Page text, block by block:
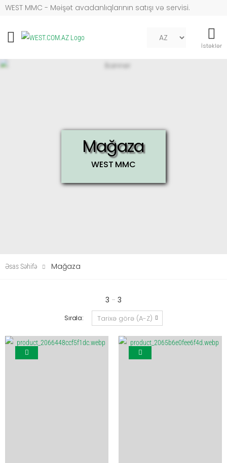
WEST MMC - Məişət avadanlıqlarının satışı və servisi.
Mob naviqasiya İstəklər
Mağaza
WEST MMC
Əsas Səhifə Mağaza
3 - 3
Sırala: